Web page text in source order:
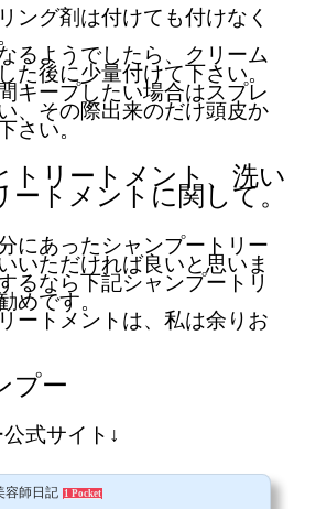
ング剤は付けても付けなく
るようでしたら、クリーム
た後に少量付けて下さい。
キープしたい場合はスプレ
、その際出来のだけ頭皮か
さい。
トリートメント、洗い
トメントに関して。
にあったシャンプートリー
いただければ良いと思いま
るなら下記シャンプートリ
めです。
ートメントは、私は余りお
プー
式サイト↓
容師日記 1 Pocket